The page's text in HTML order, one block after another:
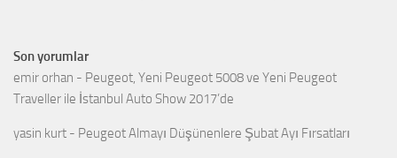
Son yorumlar
emir orhan - Peugeot, Yeni Peugeot 5008 ve Yeni Peugeot
Traveller ile İstanbul Auto Show 2017’de
yasin kurt - Peugeot Almayı Düşünenlere Şubat Ayı Fırsatları